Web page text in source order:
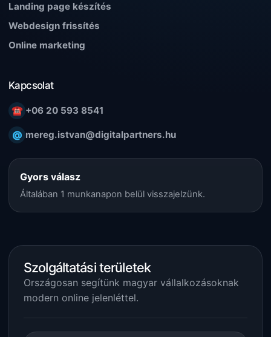
Landing page készítés
Webdesign frissítés
Online marketing
Kapcsolat
☎ +06 20 593 8541
@ mereg.istvan@digitalpartners.hu
Gyors válasz
Általában 1 munkanapon belül visszajelzünk.
Szolgáltatási területek
Országosan segítünk magyar vállalkozásoknak
modern online jelenléttel.